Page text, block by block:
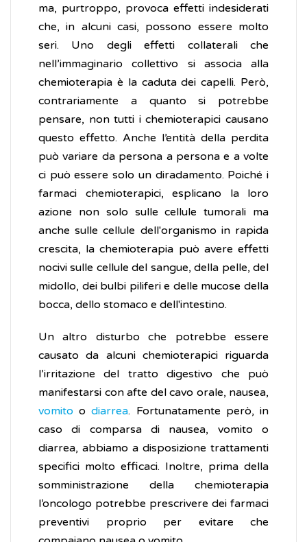
ma, purtroppo, provoca effetti indesiderati
che, in alcuni casi, possono essere molto
seri. Uno degli effetti collaterali che
nell’immaginario collettivo si associa alla
chemioterapia è la caduta dei capelli. Però,
contrariamente a quanto si potrebbe
pensare, non tutti i chemioterapici causano
questo effetto. Anche l’entità della perdita
può variare da persona a persona e a volte
ci può essere solo un diradamento. Poiché i
farmaci chemioterapici, esplicano la loro
azione non solo sulle cellule tumorali ma
anche sulle cellule dell'organismo in rapida
crescita, la chemioterapia può avere effetti
nocivi sulle cellule del sangue, della pelle, del
midollo, dei bulbi piliferi e delle mucose della
bocca, dello stomaco e dell'intestino.
Un altro disturbo che potrebbe essere
causato da alcuni chemioterapici riguarda
l’irritazione del tratto digestivo che può
manifestarsi con afte del cavo orale, nausea,
vomito odiarrea. Fortunatamente però, in
caso di comparsa di nausea, vomito o
diarrea, abbiamo a disposizione trattamenti
specifici molto efficaci. Inoltre, prima della
somministrazione della chemioterapia
l’oncologo potrebbe prescrivere dei farmaci
preventivi proprio per evitare che